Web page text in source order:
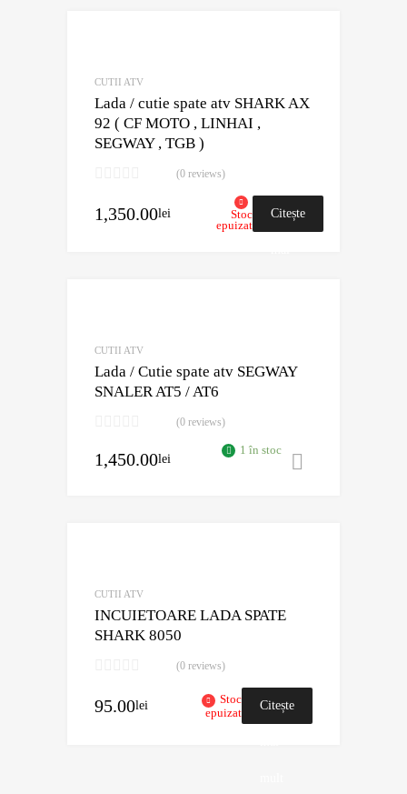
CUTII ATV
Lada / cutie spate atv SHARK AX
92 ( CF MOTO , LINHAI ,
SEGWAY , TGB )
(0 reviews)
1,350.00lei
Stoc
epuizat
Citește
CUTII ATV
Lada / Cutie spate atv SEGWAY
SNALER AT5 / AT6
(0 reviews)
1,450.00lei
1 în stoc
CUTII ATV
INCUIETOARE LADA SPATE
SHARK 8050
(0 reviews)
95.00lei
Stoc
epuizat
Citește